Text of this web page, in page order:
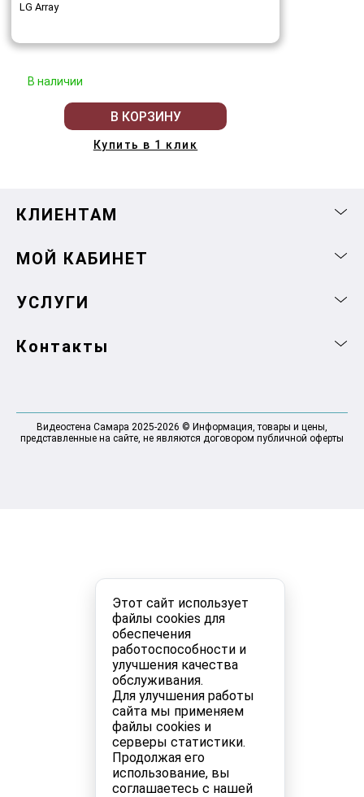
Этот сайт использует
файлы cookies для
обеспечения
работоспособности и
улучшения качества
обслуживания.
Для улучшения работы
сайта мы применяем
файлы cookies и
серверы статистики.
Продолжая его
использование, вы
соглашаетесь с нашей
LG Array
В наличии
В КОРЗИНУ
Купить в 1 клик
КЛИЕНТАМ
МОЙ КАБИНЕТ
УСЛУГИ
Контакты
Видеостена Самара 2025-2026 © Информация, товары и цены,
представленные на сайте, не являются договором публичной оферты